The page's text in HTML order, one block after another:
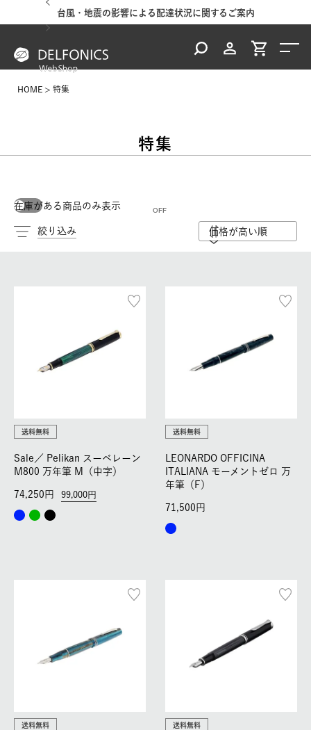
台風・地震の影響による配達状況に関するご案内
HOME 特集
特集
在庫がある商品のみ表示
絞り込み 価格が高い順
送料無料
Sale／ Pelikan スーベレーン
M800 万年筆 M（中字）
99,000
74,250
送料無料
LEONARDO OFFICINA
ITALIANA モーメントゼロ 万
年筆（F）
71,500
送料無料 送料無料